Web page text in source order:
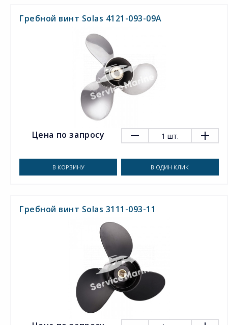
Гребной винт Solas 4121-093-09A
Цена по запросу 1 шт.
В КОРЗИНУ В ОДИН КЛИК
Гребной винт Solas 3111-093-11